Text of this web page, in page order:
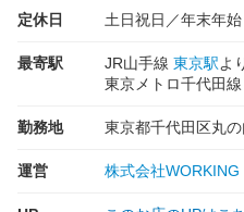
定休日 土日祝日／年末年始
最寄駅 JR山手線 東京駅よ
東京メトロ千代田線
勤務地 東京都千代田区丸
運営 株式会社